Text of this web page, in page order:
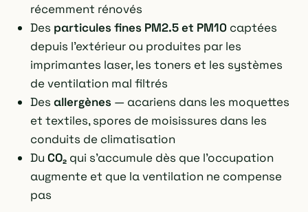
récemment rénovés
Des particules fines PM2.5 et PM10 captées
depuis l'extérieur ou produites par les
imprimantes laser, les toners et les systèmes
de ventilation mal filtrés
Des allergènes — acariens dans les moquettes
et textiles, spores de moisissures dans les
conduits de climatisation
Du CO₂ qui s'accumule dès que l'occupation
augmente et que la ventilation ne compense
pas